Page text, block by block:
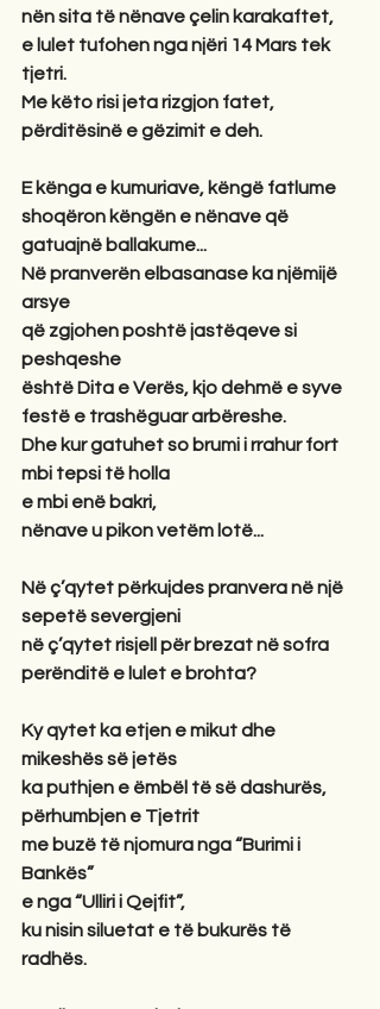
nën sita të nënave çelin karakaftet,
e lulet tufohen nga njëri 14 Mars tek
tjetri.
Me këto risi jeta rizgjon fatet,
përditësinë e gëzimit e deh.
E kënga e kumuriave, këngë fatlume
shoqëron këngën e nënave që
gatuajnë ballakume...
Në pranverën elbasanase ka njëmijë
arsye
që zgjohen poshtë jastëqeve si
peshqeshe
është Dita e Verës, kjo dehmë e syve
festë e trashëguar arbëreshe.
Dhe kur gatuhet so brumi i rrahur fort
mbi tepsi të holla
e mbi enë bakri,
nënave u pikon vetëm lotë...
Në ç’qytet përkujdes pranvera në një
sepetë severgjeni
në ç’qytet risjell për brezat në sofra
perënditë e lulet e brohta?
Ky qytet ka etjen e mikut dhe
mikeshës së jetës
ka puthjen e ëmbël të së dashurës,
përhumbjen e Tjetrit
me buzë të njomura nga “Burimi i
Bankës”
e nga “Ulliri i Qejfit”,
ku nisin siluetat e të bukurës të
radhës.